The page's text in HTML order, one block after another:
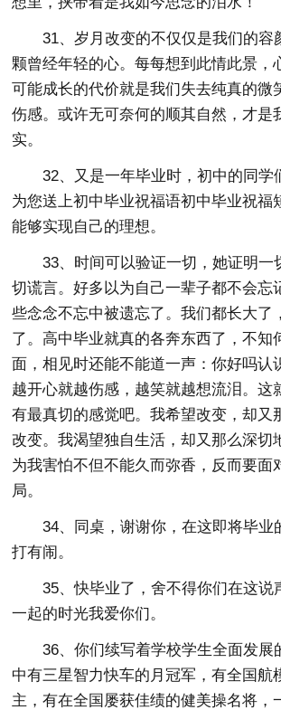
31、岁月改变的不仅仅是我们的容
颗曾经年轻的心。每每想到此情此景，
可能成长的代价就是我们失去纯真的微
伤感。或许无可奈何的顺其自然，才是
实。
32、又是一年毕业时，初中的同学
为您送上初中毕业祝福语初中毕业祝福
能够实现自己的理想。
33、时间可以验证一切，她证明一
切谎言。好多以为自己一辈子都不会忘
些念念不忘中被遗忘了。我们都长大了
了。高中毕业就真的各奔东西了，不知
面，相见时还能不能道一声：你好吗认
越开心就越伤感，越笑就越想流泪。这
有最真切的感觉吧。我希望改变，却又
改变。我渴望独自生活，却又那么深切
为我害怕不但不能久而弥香，反而要面
局。
34、同桌，谢谢你，在这即将毕业
打有闹。
35、快毕业了，舍不得你们在这说
一起的时光我爱你们。
36、你们续写着学校学生全面发展
中有三星智力快车的月冠军，有全国航
主，有在全国屡获佳绩的健美操名将，